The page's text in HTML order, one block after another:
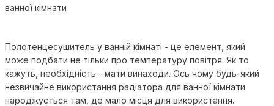
ванної кімнати
Полотенцесушитель у ванній кімнаті - це елемент, який
може подбати не тільки про температуру повітря. Як то
кажуть, необхідність - мати винаходи. Ось чому будь-який
незвичайне використання радіатора для ванної кімнати
народжується там, де мало місця для використання.